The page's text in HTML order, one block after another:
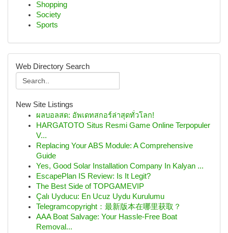
Shopping
Society
Sports
Web Directory Search
New Site Listings
ผลบอลสด: อัพเดทสกอร์ล่าสุดทั่วโลก!
HARGATOTO Situs Resmi Game Online Terpopuler
V...
Replacing Your ABS Module: A Comprehensive
Guide
Yes, Good Solar Installation Company In Kalyan ...
EscapePlan IS Review: Is It Legit?
The Best Side of TOPGAMEVIP
Çalı Uyducu: En Ucuz Uydu Kurulumu
Telegramcopyright：最新版本在哪里获取？
AAA Boat Salvage: Your Hassle-Free Boat
Removal...